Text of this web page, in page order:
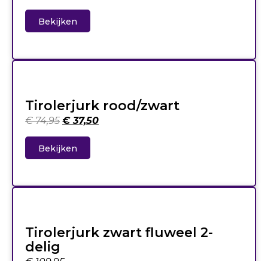
Bekijken
Tirolerjurk rood/zwart
€74,95 €37,50
Bekijken
Tirolerjurk zwart fluweel 2-
delig